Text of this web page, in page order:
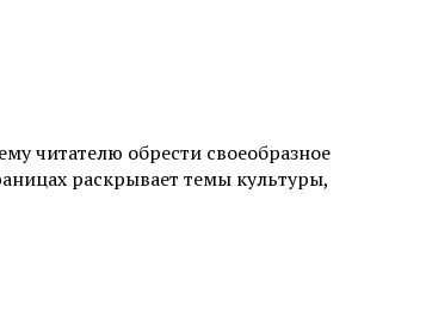
читателю обрести своеобразное
раскрывает темы культуры,